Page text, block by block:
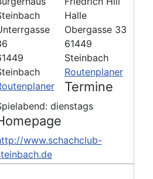
Halle
Obergasse 33
61449
Steinbach
Routenplaner
Termine
dienstags
www.schachclub-